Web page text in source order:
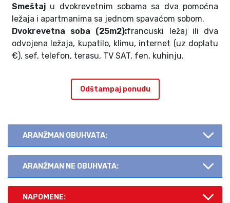
Smeštaj u dvokrevetnim sobama sa dva pomoćna
ležaja i apartmanima sa jednom spavaćom sobom.
Dvokrevetna soba (25m2):francuski ležaj ili dva
odvojena ležaja, kupatilo, klimu, internet (uz doplatu
€), sef, telefon, terasu, TV SAT, fen, kuhinju.
Odštampaj ponudu
ARANŽMAN OBUHVATA:
ARANŽMAN NE OBUHVATA:
NAPOMENE: